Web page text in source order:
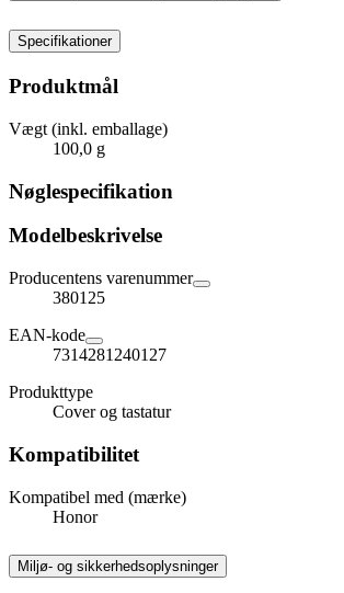
Specifikationer
Produktmål
Vægt (inkl. emballage)
100,0 g
Nøglespecifikation
Modelbeskrivelse
Producentens varenummer
380125
EAN-kode
7314281240127
Produkttype
Cover og tastatur
Kompatibilitet
Kompatibel med (mærke)
Honor
Miljø- og sikkerhedsoplysninger